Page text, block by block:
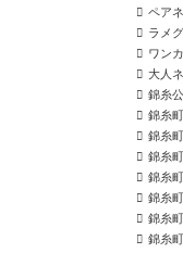
ペア
ラメ
ワン
大人
錦糸
錦糸
錦糸
錦糸
錦糸
錦糸
錦糸
錦糸